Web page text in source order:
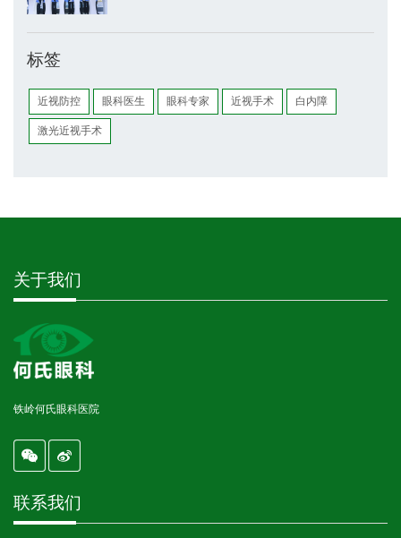
标签
近视防控 眼科医生 眼科专家 近视手术 白内障
激光近视手术
关于我们
铁岭何氏眼科医院
联系我们